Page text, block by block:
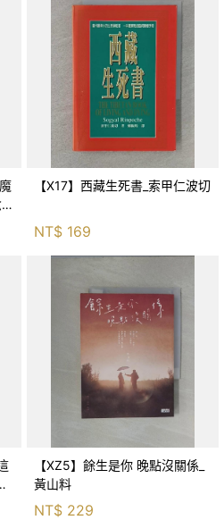
【X17】西藏生死書_索甲仁波切
NT$ 169
【XZ5】餘生是你 晚點沒關係_
黃山料
NT$ 229